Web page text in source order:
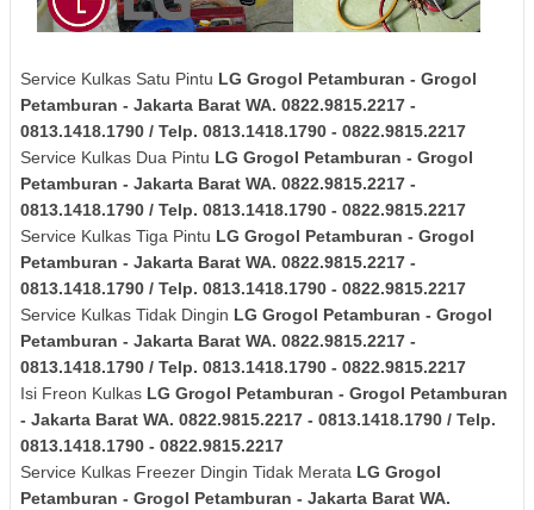
Service Kulkas Satu Pintu LG Grogol Petamburan - Grogol
Petamburan - Jakarta Barat WA. 0822.9815.2217 -
0813.1418.1790 / Telp. 0813.1418.1790 - 0822.9815.2217
Service Kulkas Dua Pintu LG Grogol Petamburan - Grogol
Petamburan - Jakarta Barat WA. 0822.9815.2217 -
0813.1418.1790 / Telp. 0813.1418.1790 - 0822.9815.2217
Service Kulkas Tiga Pintu LG Grogol Petamburan - Grogol
Petamburan - Jakarta Barat WA. 0822.9815.2217 -
0813.1418.1790 / Telp. 0813.1418.1790 - 0822.9815.2217
Service Kulkas Tidak Dingin LG Grogol Petamburan - Grogol
Petamburan - Jakarta Barat WA. 0822.9815.2217 -
0813.1418.1790 / Telp. 0813.1418.1790 - 0822.9815.2217
Isi Freon Kulkas LG Grogol Petamburan - Grogol Petamburan
- Jakarta Barat WA. 0822.9815.2217 - 0813.1418.1790 / Telp.
0813.1418.1790 - 0822.9815.2217
Service Kulkas Freezer Dingin Tidak Merata LG Grogol
Petamburan - Grogol Petamburan - Jakarta Barat WA.